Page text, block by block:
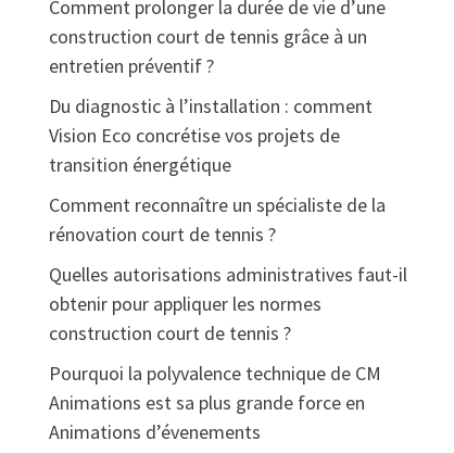
Comment prolonger la durée de vie d’une
construction court de tennis grâce à un
entretien préventif ?
Du diagnostic à l’installation : comment
Vision Eco concrétise vos projets de
transition énergétique
Comment reconnaître un spécialiste de la
rénovation court de tennis ?
Quelles autorisations administratives faut-il
obtenir pour appliquer les normes
construction court de tennis ?
Pourquoi la polyvalence technique de CM
Animations est sa plus grande force en
Animations d’évenements